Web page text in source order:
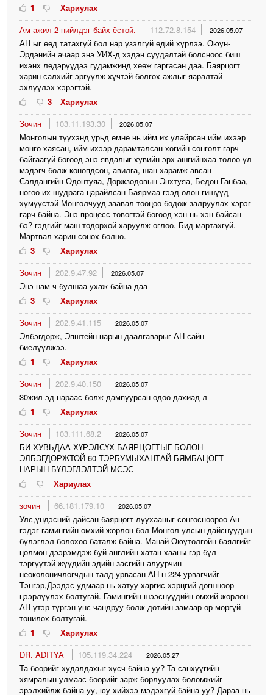
1
Хариулах
Ам ажил 2 нийлдэг байх ёстой.
112.72.8.154 2026.05.07
АН ыг өөд татахгүй бол нар үзэлгүй өдий хүрлээ. Оюун-
Эрдэнийн ачаар энэ УИХ-д хэдэн суудалтай болсноос биш
ихэнх ледэрүүдээ гудамжинд хөөж гаргасан даа. Баярцогт
харин салхийг эргүүлж хүчтэй болгох ажлыг яаралтай
эхлүүлэх хэрэгтэй.
3
Хариулах
Зочин
103.11.193.30 2026.05.07
Монголын түүхэнд урьд өмнө нь ийм их улайрсан ийм ихээр
мөнгө хаясан, ийм ихээр дарамталсан хөгийн сонголт гарч
байгаагүй бөгөөд энэ явдалыг хувийн эрх ашгийнхаа төлөө үл
мэдэгч болж конопдсон, авилга, шан харамж авсан
Салдангийн Одонтуяа, Доржзодовын Энхтуяа, Бедон Ганбаа,
нөгөө их шудрага царайлсан Баярмаа гээд олон гишүүд
хүмүүстэй Монголчууд заавал тооцоо бодож залруулах хэрэг
гарч байна. Энэ процесс төвөгтэй бөгөөд хэн нь хэн байсан
бэ? гэдгийг маш тодорхой харуулж өглөө. Бид мартахгүй.
Мартвал харин сөнөх болно.
3
Хариулах
Зочин
202.9.47.92 2026.05.07
Энэ нам ч булшаа ухаж байна даа
3
Хариулах
Зочин
202.9.41.115 2026.05.07
Элбэгдорж, Эпштейн нарын даалгаварыг АН сайн
биелүүлжээ.
1
Хариулах
Зочин
202.9.40.150 2026.05.07
30жил эд нараас болж дампуурсан одоо дахиад л
1
Хариулах
Зочин
103.111.68.2 2026.05.07
БИ ХУВЬДАА ХҮРЭЛСҮХ БАЯРЦОГТЫГ БОЛОН
ЭЛБЭГДОРЖТОЙ 60 ТЭРБУМЫХАНТАЙ БЯМБАЦОГТ
НАРЫН БҮЛЭГЛЭЛТЭЙ МСЭС-
Хариулах
зочин
66.181.179.10 2026.05.07
Улс,үндэсний дайсан баярцогт луухааныг сонгосноороо Ан
гэдэг гамингийн өмхий жорлон бол Монгол улсын дайснуудын
бүлэглэл болохоо баталж байна. Манай Оюутолгойн баялгийг
цөлмөн дээрэмдэж буй английн хатан хааны гэр бүл
тэргүүтэй жүүдийн эдийн засгийн алуурчин
неоколоничлогчдын талд урвасан АН н 224 урвагчийг
Тэнгэр,Дээдэс удмаар нь хатуу харгис хэрцгий догшноор
цээрлүүлэх болтугай. Гамингийн шээснүүдийн өмхий жорлон
АН үтэр түргэн үнс чандруу болж дөтийн замаар ор мөргүй
тонилох болтугай.
1
Хариулах
DR. ADITYA
105.119.34.224 2026.05.27
Та бөөрийг худалдахыг хүсч байна уу? Та санхүүгийн
хямралын улмаас бөөрийг зарж борлуулах боломжийг
эрэлхийлж байна уу, юу хийхээ мэдэхгүй байна уу? Дараа нь